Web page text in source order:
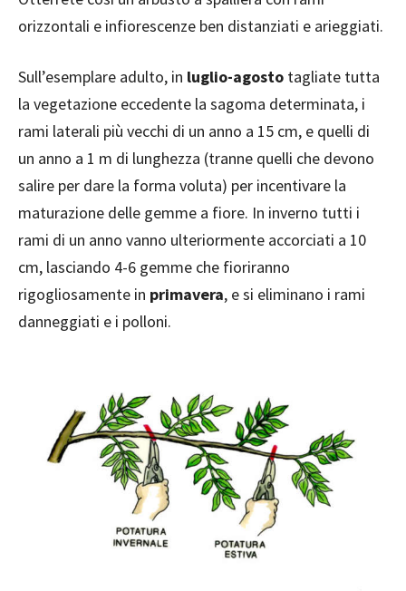
orizzontali e infiorescenze ben distanziati e arieggiati.
Sull’esemplare adulto, in luglio-agosto tagliate tutta
la vegetazione eccedente la sagoma determinata, i
rami laterali più vecchi di un anno a 15 cm, e quelli di
un anno a 1 m di lunghezza (tranne quelli che devono
salire per dare la forma voluta) per incentivare la
maturazione delle gemme a fiore. In inverno tutti i
rami di un anno vanno ulteriormente accorciati a 10
cm, lasciando 4-6 gemme che fioriranno
rigogliosamente in primavera, e si eliminano i rami
danneggiati e i polloni.